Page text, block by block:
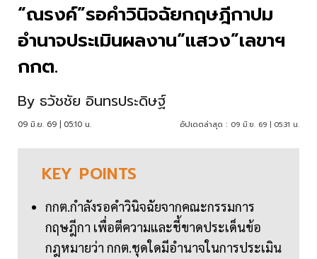
“ณรงค์”รอคำวินิจฉัยกฤษฎีกาปม
อำนาจประเมินผลงาน“แสวง”เลขาฯ
กกต.
By ธวัชชัย อินทรประดิษฐ์
09 มิ.ย. 69 | 05:10 น. อัปเดตล่าสุด : 09 มิ.ย. 69 | 05:31 น.
KEY POINTS
กกต.กำลังรอคำวินิจฉัยจากคณะกรรมการ
กฤษฎีกา เพื่อตีความและชี้ขาดประเด็นข้อ
กฎหมายว่า กกต.ชุดใดมีอำนาจในการประเมิน